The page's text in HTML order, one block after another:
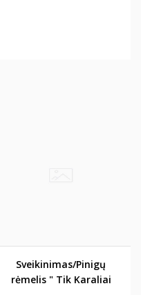
Sveikinimas/Pinigų
rėmelis " Tik Karaliai